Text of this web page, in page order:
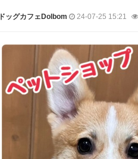
ドッグカフェDolbom 24-07-25 15:21
本文